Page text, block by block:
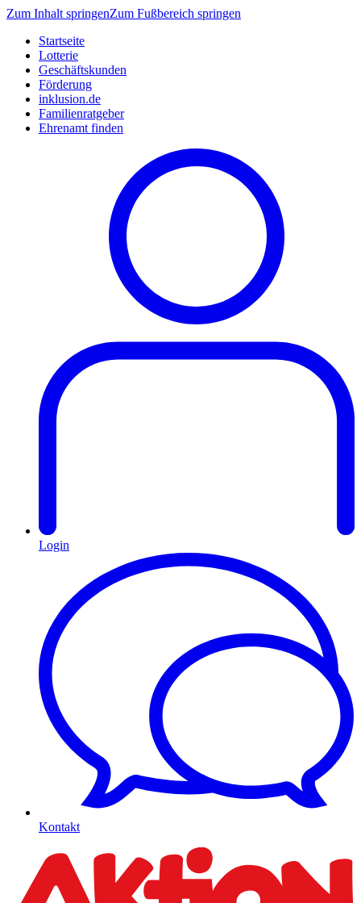
Zum Inhalt springenZum Fußbereich springen
Startseite
Lotterie
Geschäftskunden
Förderung
inklusion.de
Familienratgeber
Ehrenamt finden
Login
Kontakt